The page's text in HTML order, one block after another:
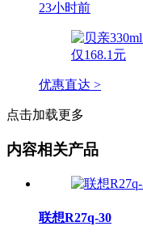
23小时前
优惠直达 >
点击加载更多
内容相关产品
联想R27q-30